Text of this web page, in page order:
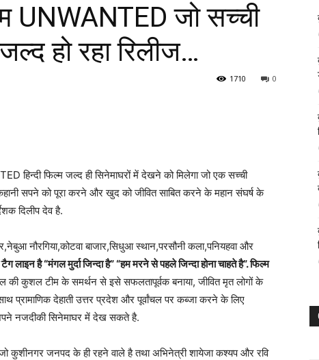
UNWANTED जो सच्ची
हो रहा रिलीज…
0
1710
हिन्दी फिल्म जल्द ही सिनेमाघरों में देखने को मिलेगा जो एक सच्ची
सपने को पूरा करने और खुद को जीवित साबित करने के महान संघर्ष के
दिलीप देव है.
नौरगिया,कोटवा बाजार,सिधुआ स्थान,परसौनी कला,पनियहवा और
है “मंगल मुर्दा जिन्दा है” “हम मरने से पहले जिन्दा होना चाहते है”. फिल्म
की कुशल टीम के समर्थन से इसे सफलतापूर्वक बनाया, जीवित मृत लोगों के
देहाती उत्तर प्रदेश और पूर्वांचल पर कब्जा करने के लिए
नजदीकी सिनेमाघर में देख सकते है.
कुशीनगर जनपद के ही रहने वाले है तथा अभिनेत्री शायेजा कश्यप और रवि